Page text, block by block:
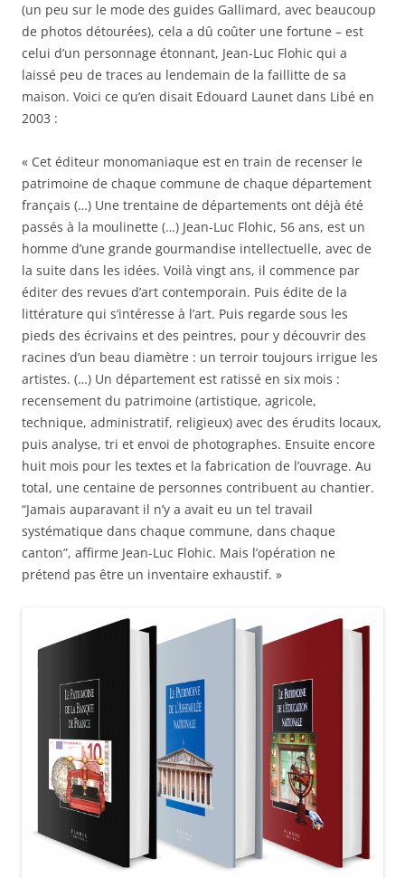
(un peu sur le mode des guides Gallimard, avec beaucoup
de photos détourées), cela a dû coûter une fortune – est
celui d’un personnage étonnant, Jean-Luc Flohic qui a
laissé peu de traces au lendemain de la faillitte de sa
maison. Voici ce qu’en disait Edouard Launet dans Libé en
2003 :
« Cet éditeur monomaniaque est en train de recenser le
patrimoine de chaque commune de chaque département
français (…) Une trentaine de départements ont déjà été
passés à la moulinette (…) Jean-Luc Flohic, 56 ans, est un
homme d’une grande gourmandise intellectuelle, avec de
la suite dans les idées. Voilà vingt ans, il commence par
éditer des revues d’art contemporain. Puis édite de la
littérature qui s’intéresse à l’art. Puis regarde sous les
pieds des écrivains et des peintres, pour y découvrir des
racines d’un beau diamètre : un terroir toujours irrigue les
artistes. (…) Un département est ratissé en six mois :
recensement du patrimoine (artistique, agricole,
technique, administratif, religieux) avec des érudits locaux,
puis analyse, tri et envoi de photographes. Ensuite encore
huit mois pour les textes et la fabrication de l’ouvrage. Au
total, une centaine de personnes contribuent au chantier.
“Jamais auparavant il n’y a avait eu un tel travail
systématique dans chaque commune, dans chaque
canton”, affirme Jean-Luc Flohic. Mais l’opération ne
prétend pas être un inventaire exhaustif. »